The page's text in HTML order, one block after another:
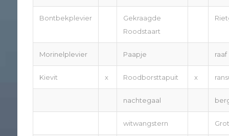
Bontbekplevier
Gekraagde
Roodstaart
Morinelplevier Paapje raaf
Kievit x Roodborsttapuit x
nachtegaal
witwangstern